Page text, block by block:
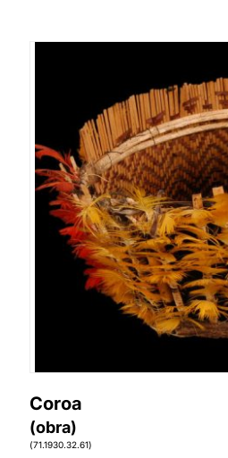
Coroa
(obra)
(71.1930.32.61)